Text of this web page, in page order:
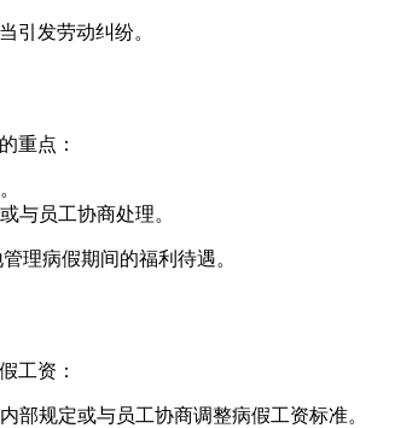
引发劳动纠纷。
重点：
与员工协商处理。
理病假期间的福利待遇。
工资：
部规定或与员工协商调整病假工资标准。